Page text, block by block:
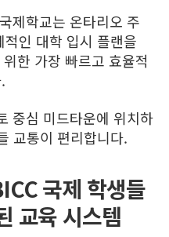
제학교는 온타리오 주
인 대학 입시 플랜을
한 가장 빠르고 효율적
중심 미드타운에 위치하
교통이 편리합니다.
국제 학생들
교육 시스템